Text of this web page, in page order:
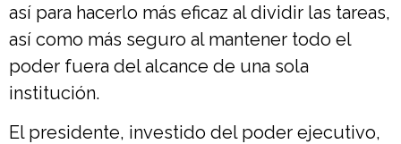
así para hacerlo más eficaz al dividir las tareas,
así como más seguro al mantener todo el
poder fuera del alcance de una sola
institución.
El presidente, investido del poder ejecutivo,